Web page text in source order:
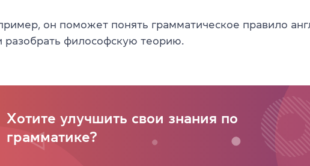
он поможет понять грамматическое правило
разобрать философскую теорию.
Хотите улучшить свои знания по
грамматике?